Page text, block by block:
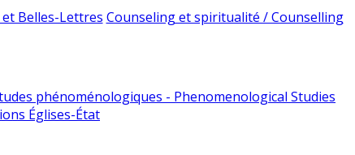
Belles-Lettres Counseling et spiritualité / Counselling
phénoménologiques - Phenomenological Studies
Églises-État